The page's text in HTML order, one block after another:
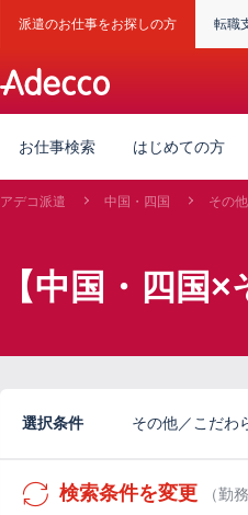
派遣のお仕事をお探しの方 転職
お仕事検索 はじめての方
アデコ派遣 中国・四国 その他
【中国・四国
選択条件 その他／こだわ
検索条件を変更 （勤